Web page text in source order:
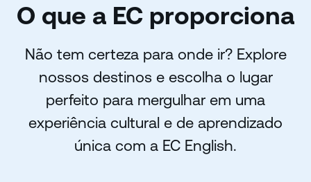
O que a EC proporciona
Não tem certeza para onde ir? Explore
nossos destinos e escolha o lugar
perfeito para mergulhar em uma
experiência cultural e de aprendizado
única com a EC English.